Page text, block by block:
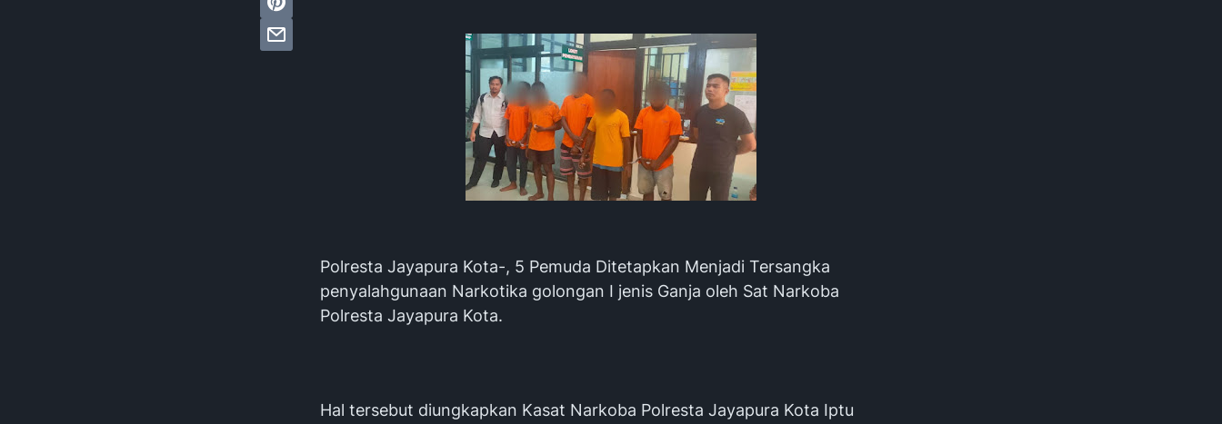
Polresta Jayapura Kota-, 5 Pemuda Ditetapkan Menjadi Tersangka
penyalahgunaan Narkotika golongan I jenis Ganja oleh Sat Narkoba
Polresta Jayapura Kota.
Hal tersebut diungkapkan Kasat Narkoba Polresta Jayapura Kota Iptu